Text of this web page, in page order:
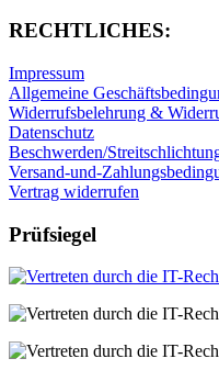
RECHTLICHES:
Impressum
Allgemeine
Widerrufsbelehrung &
Datenschutz
Beschwerden/
Versand-und-
Vertrag widerrufen
Prüfsiegel